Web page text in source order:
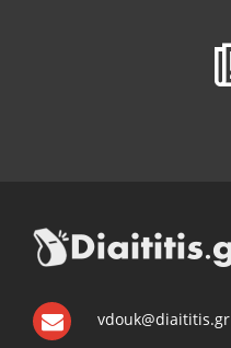
vdouk@diaititis.gr